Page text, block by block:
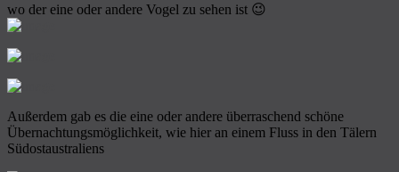
wo der eine oder andere Vogel zu sehen ist 😉
Außerdem gab es die eine oder andere überraschend schöne
Übernachtungsmöglichkeit, wie hier an einem Fluss in den Tälern
Südostaustraliens